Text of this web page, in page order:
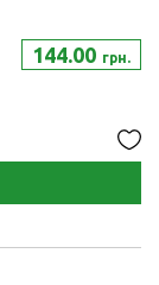
144.00 грн.